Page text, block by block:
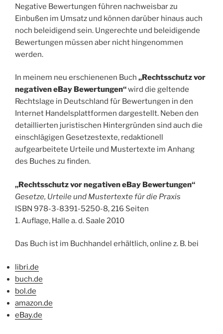
Negative Bewertungen führen nachweisbar zu
Einbußen im Umsatz und können darüber hinaus auch
noch beleidigend sein. Ungerechte und beleidigende
Bewertungen müssen aber nicht hingenommen
werden.
In meinem neu erschienenen Buch „Rechtsschutz vor
negativen eBay Bewertungen“wird die geltende
Rechtslage in Deutschland für Bewertungen in den
Internet Handelsplattformen dargestellt. Neben den
detaillierten juristischen Hintergründen sind auch die
einschlägigen Gesetzestexte, redaktionell
aufgearbeitete Urteile und Mustertexte im Anhang
des Buches zu finden.
„Rechtsschutz vor negativen eBay Bewertungen“
Gesetze, Urteile und Mustertexte für die Praxis
ISBN 978-3-8391-5250-8, 216 Seiten
1. Auflage, Halle a. d. Saale 2010
Das Buch ist im Buchhandel erhältlich, online z. B. bei
libri.de
buch.de
bol.de
amazon.de
eBay.de